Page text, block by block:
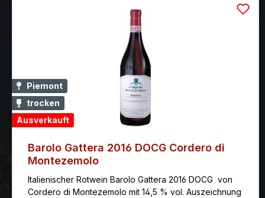
Piemont
trocken
Ausverkauft
Barolo Gattera 2016 DOCG Cordero di
Montezemolo
Italienischer Rotwein Barolo Gattera 2016 DOCG von
Cordero di Montezemolo mit 14,5 % vol. Auszeichnung